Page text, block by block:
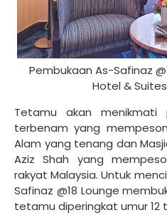
Pembukaan As-Safinaz
Hotel &
Tetamu akan menikmati
terbenam yang
Alam yang tenang dan
Aziz Shah yang
rakyat Malaysia. Untuk
Safinaz @18 Lounge
tetamu diperingkat umur 12